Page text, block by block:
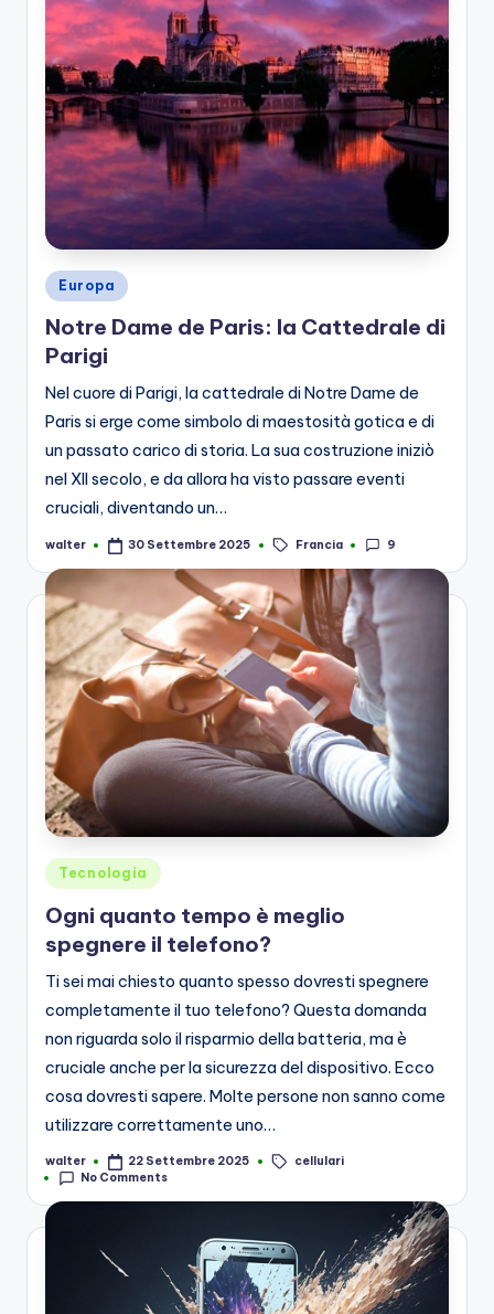
Posted
Europa
Notre Dame de Paris: la Cattedrale di
Parigi
Nel cuore di Parigi, la cattedrale di Notre Dame de
Paris si erge come simbolo di maestosità gotica e di
un passato carico di storia. La sua costruzione iniziò
nel XII secolo, e da allora ha visto passare eventi
cruciali, diventando un…
Posted
walter 30 Settembre 2025
Tags: Francia 9
Posted
Tecnologia
Ogni quanto tempo è meglio
spegnere il telefono?
Ti sei mai chiesto quanto spesso dovresti spegnere
completamente il tuo telefono? Questa domanda
non riguarda solo il risparmio della batteria, ma è
cruciale anche per la sicurezza del dispositivo. Ecco
cosa dovresti sapere. Molte persone non sanno come
utilizzare correttamente uno…
Posted
by
walter 22 Settembre 2025
Tags:
cellulari
No Comments